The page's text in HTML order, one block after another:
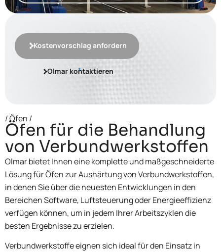
Kostenvorschlag anfordern
Olmar kontaktieren
/ Öfen /
Öfen für die Behandlung
von Verbundwerkstoffen
Olmar bietet Ihnen eine komplette und maßgeschneiderte
Lösung für Öfen zur Aushärtung von Verbundwerkstoffen,
in denen Sie über die neuesten Entwicklungen in den
Bereichen Software, Luftsteuerung oder Energieeffizienz
verfügen können, um in jedem Ihrer Arbeitszyklen die
besten Ergebnisse zu erzielen.
Verbundwerkstoffe eignen sich ideal für den Einsatz in